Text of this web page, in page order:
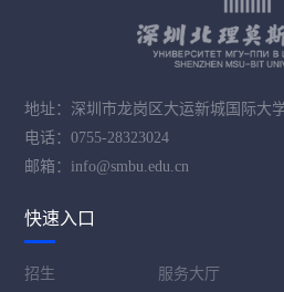
地址：深圳市龙岗区大运新城国际大
电话：0755-28323024
邮箱：info@smbu.edu.cn
快速入口
招生
服务大厅